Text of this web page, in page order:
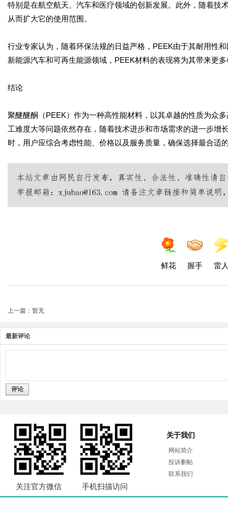
特别是在航空航天、汽车和医疗领域的创新发展。此外，随着技
从而扩大它的使用范围。
行业专家认为，随着环保法规的日益严格，PEEK由于其耐用性
新能源汽车和可再生能源领域，PEEK材料的表现将为其带来更
结论
聚醚醚酮（PEEK）作为一种高性能材料，以其卓越的性质为众
工难度大等问题依然存在，随着技术进步和市场需求的进一步增
时，用户应综合考虑性能、价格以及服务质量，确保选择最合适
鲜花 握手 雷
上一篇：暂无
最新评论
评论
关注官方微信 手机扫描访问
关于我们
网站简介
投诉删帖
联系我们